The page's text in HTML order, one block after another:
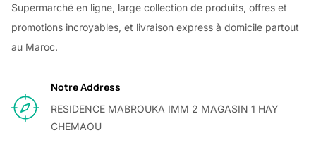
Supermarché en ligne, large collection de produits, offres et
promotions incroyables, et livraison express à domicile partout
au Maroc.
Notre Address
RESIDENCE MABROUKA IMM 2 MAGASIN 1 HAY
CHEMAOU